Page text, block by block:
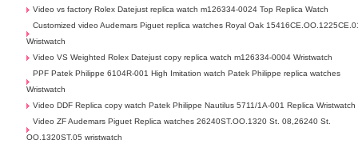
Video vs factory Rolex Datejust replica watch m126334-0024 Top Replica Watch
Customized video Audemars Piguet replica watches Royal Oak
Wristwatch
Video VS Weighted Rolex Datejust copy replica watch m126334-0004 Wristwatch
PPF Patek Philippe 6104R-001 High Imitation watch Patek Philippe replica watches
Wristwatch
Video DDF Replica copy watch Patek Philippe Nautilus 5711/1A-001 Replica Wristwatch
Video ZF Audemars Piguet Replica watches 26240ST.OO.1320 St. 08,26240 St.
OO.1320ST.05 wristwatch